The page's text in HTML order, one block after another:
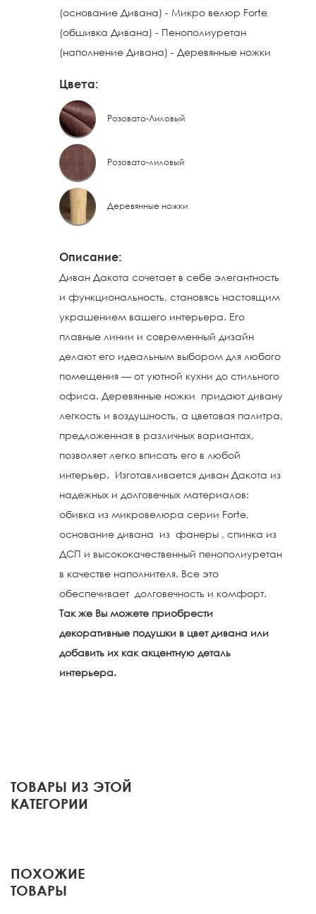
(основание Дивана) - Микро велюр Forte
(обшивка Дивана) - Пенополиуретан
(наполнение Дивана) - Деревянные ножки
Цвета:
Розовато-Лиловый
Розовато-лиловый
Деревянные ножки
Описание:
Диван Дакота сочетает в себе элегантность
и функциональность, становясь настоящим
украшением вашего интерьера. Его
плавные линии и современный дизайн
делают его идеальным выбором для любого
помещения — от уютной кухни до стильного
офиса. Деревянные ножки придают дивану
легкость и воздушность, а цветовая палитра,
предложенная в различных вариантах,
позволяет легко вписать его в любой
интерьер. Изготавливается диван Дакота из
надежных и долговечных материалов:
обивка из микровелюра серии Forte,
основание дивана из фанеры , спинка из
ДСП и высококачественный пенополиуретан
в качестве наполнителя. Все это
обеспечивает долговечность и комфорт.
Так же Вы можете приобрести
декоративные подушки в цвет дивана или
добавить их как акцентную деталь
интерьера.
ТОВАРЫ ИЗ ЭТОЙ
КАТЕГОРИИ
ПОХОЖИЕ
ТОВАРЫ